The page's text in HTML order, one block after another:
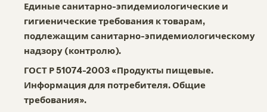
Единые санитарно-эпидемиологические и
гигиенические требования к товарам,
подлежащим санитарно-эпидемиологическому
надзору (контролю).
ГОСТ Р 51074-2003 «Продукты пищевые.
Информация для потребителя. Общие
требования».